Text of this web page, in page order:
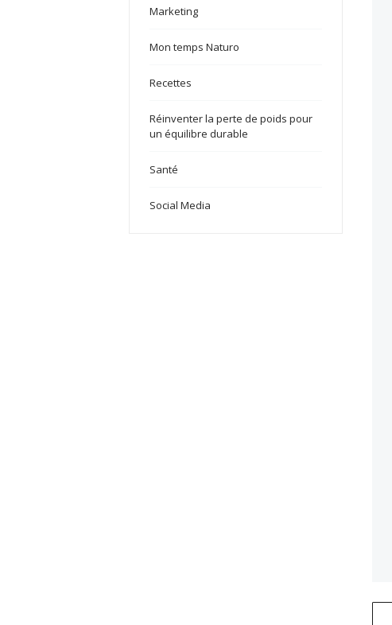
Marketing
Mon temps Naturo
Recettes
Réinventer la perte de poids pour
un équilibre durable
Santé
Social Media